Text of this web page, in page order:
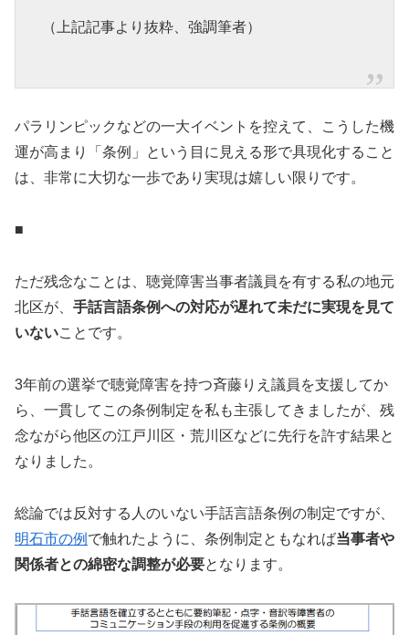
（上記記事より抜粋、強調筆者）
パラリンピックなどの一大イベントを控えて、こうした機
運が高まり「条例」という目に見える形で具現化すること
は、非常に大切な一歩であり実現は嬉しい限りです。
■
ただ残念なことは、聴覚障害当事者議員を有する私の地元
北区が、 手話言語条例への対応が遅れて未だに実現を見て
いないことです。
3年前の選挙で聴覚障害を持つ斉藤りえ議員を支援してか
ら、一貫してこの条例制定を私も主張してきましたが、残
念ながら他区の江戸川区・荒川区などに先行を許す結果と
なりました。
総論では反対する人のいない手話言語条例の制定ですが、
明石市の例 で触れたように、条例制定ともなれば当事者や
関係者との綿密な調整が必要となります。